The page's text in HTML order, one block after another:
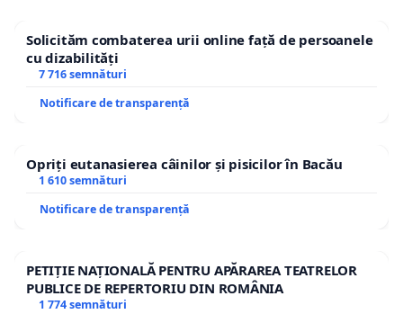
Solicităm combaterea urii online față de persoanele
cu dizabilități
7 716 semnături
Notificare de transparență
Opriți eutanasierea câinilor și pisicilor în Bacău
1 610 semnături
Notificare de transparență
PETIȚIE NAȚIONALĂ PENTRU APĂRAREA TEATRELOR
PUBLICE DE REPERTORIU DIN ROMÂNIA
1 774 semnături